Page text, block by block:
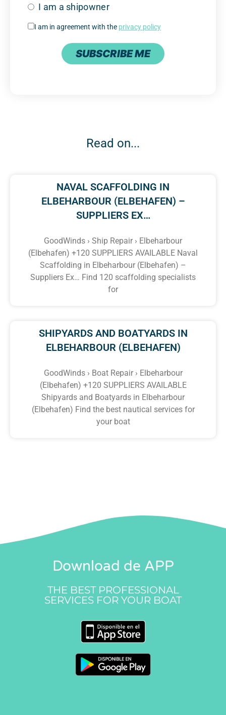
I am a shipowner
I am in agreement with the privacy policy
SUBSCRIBE ME
Read on...
NAVAL SCAFFOLDING IN
ELBEHARBOUR (ELBEHAFEN) –
SUPPLIERS EX…
GoodWinds › Ship Repair › Elbeharbour
(Elbehafen) +120 SUPPLIERS AVAILABLE Naval
Scaffolding in Elbeharbour (Elbehafen) –
Suppliers Ex… Find 120 scaffolding specialists
for
SHIPYARDS AND BOATYARDS IN
ELBEHARBOUR (ELBEHAFEN)
GoodWinds › Boat Repair › Elbeharbour
(Elbehafen) +120 SUPPLIERS AVAILABLE
Shipyards and Boatyards in Elbeharbour
(Elbehafen) Find the best nautical services for
your boat
Download de APP
THE BEST PROFESSIONAL
SERVICES FOR YOUR BOAT